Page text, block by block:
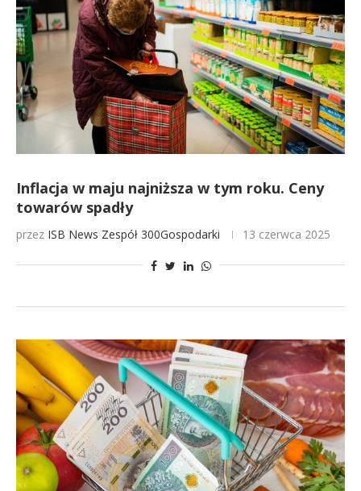
Inflacja w maju najniższa w tym roku. Ceny
towarów spadły
przez ISB News Zespół 300Gospodarki 13 czerwca 2025